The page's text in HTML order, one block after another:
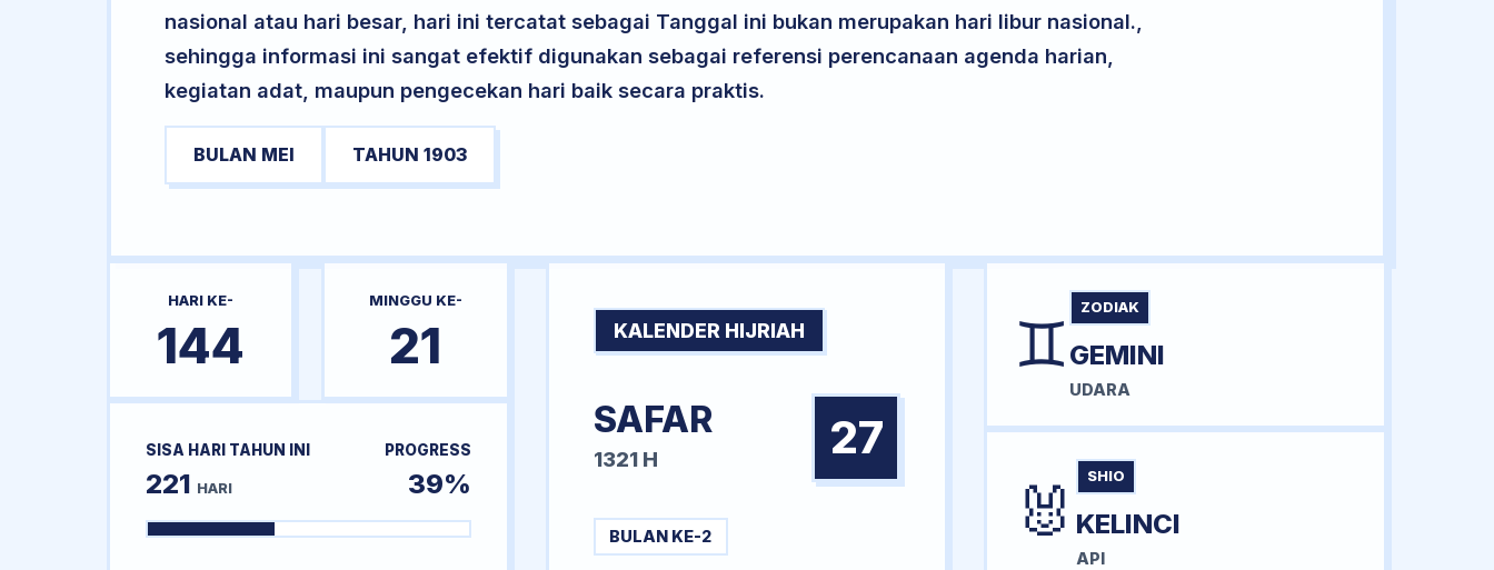
nasional atau hari besar, hari ini tercatat sebagai Tanggal ini bukan merupakan hari libur nasional.,
sehingga informasi ini sangat efektif digunakan sebagai referensi perencanaan agenda harian,
kegiatan adat, maupun pengecekan hari baik secara praktis.
BULAN MEI TAHUN 1903
HARI KE-
144
MINGGU KE-
21
SISA HARI TAHUN INI
221 HARI
PROGRESS
39%
KALENDER HIJRIAH
SAFAR
1321 H 27
BULAN KE-2
♊ ZODIAK
GEMINI
UDARA
🐰 SHIO
KELINCI
API